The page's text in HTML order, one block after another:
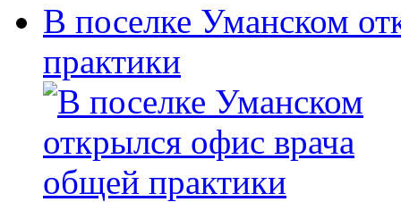
В поселке Уманском
практики